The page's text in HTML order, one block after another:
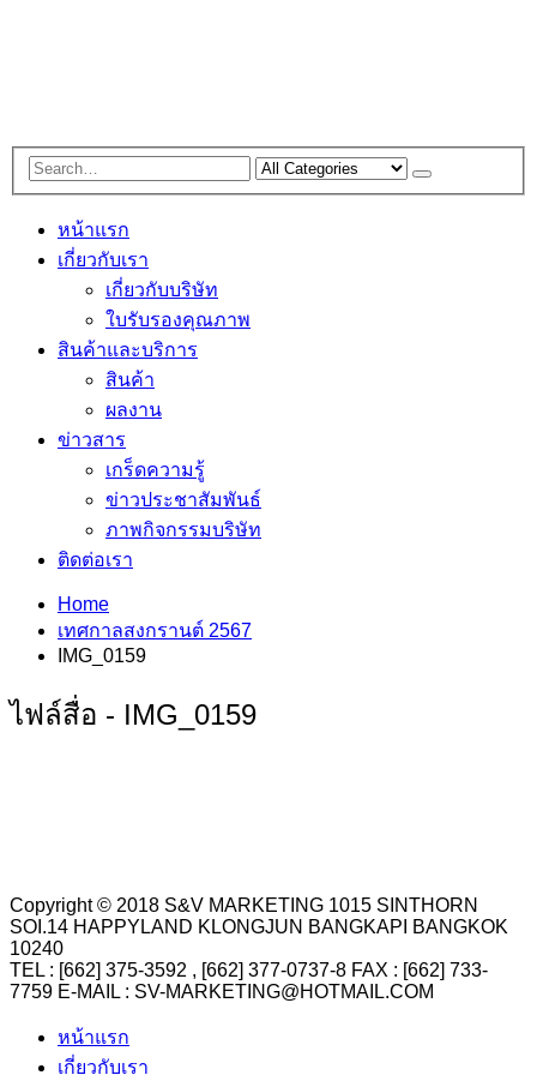
หน้าแรก
เกี่ยวกับเรา
เกี่ยวกับบริษัท
ใบรับรองคุณภาพ
สินค้าและบริการ
สินค้า
ผลงาน
ข่าวสาร
เกร็ดความรู้
ข่าวประชาสัมพันธ์
ภาพกิจกรรมบริษัท
ติดต่อเรา
Home
เทศกาลสงกรานต์ 2567
IMG_0159
ไฟล์สื่อ - IMG_0159
Copyright © 2018 S&V MARKETING 1015 SINTHORN
SOI.14 HAPPYLAND KLONGJUN BANGKAPI BANGKOK
10240
TEL : [662] 375-3592 , [662] 377-0737-8 FAX : [662] 733-
7759 E-MAIL : SV-MARKETING@HOTMAIL.COM
หน้าแรก
เกี่ยวกับเรา